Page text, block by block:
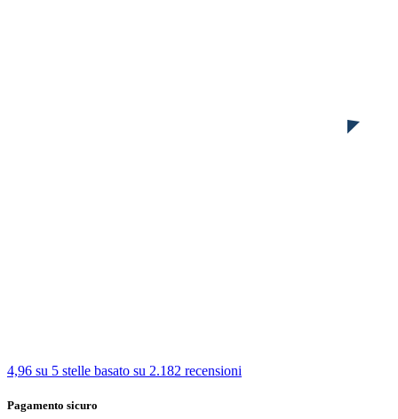
4,96 su 5 stelle basato su 2.182 recensioni
Pagamento sicuro